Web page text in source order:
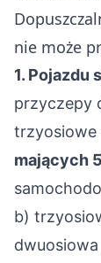
nie może
1. Pojazdu
przyczepy
mających
b)